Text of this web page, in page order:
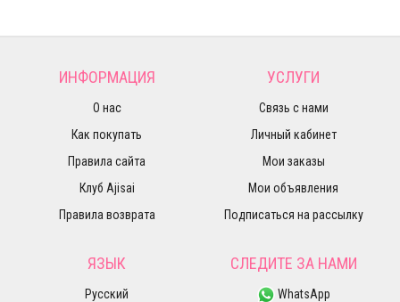
ИНФОРМАЦИЯ
О нас
Как покупать
Правила сайта
Клуб Ajisai
Правила возврата
УСЛУГИ
Связь с нами
Личный кабинет
Мои заказы
Мои объявления
Подписаться на рассылку
ЯЗЫК
Русский
СЛЕДИТЕ ЗА НАМИ
WhatsApp